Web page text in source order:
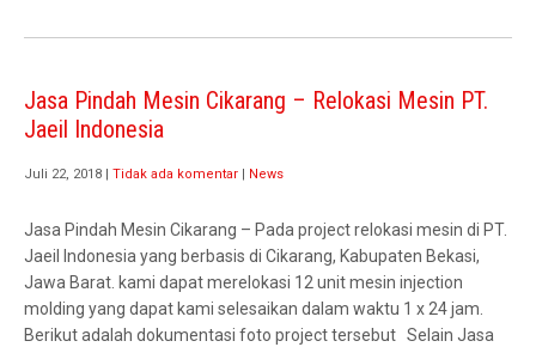
Jasa Pindah Mesin Cikarang – Relokasi Mesin PT.
Jaeil Indonesia
Juli 22, 2018 Tidak ada komentar News
Jasa Pindah Mesin Cikarang – Pada project relokasi mesin di PT.
Jaeil Indonesia yang berbasis di Cikarang, Kabupaten Bekasi,
Jawa Barat. kami dapat merelokasi 12 unit mesin injection
molding yang dapat kami selesaikan dalam waktu 1 x 24 jam.
Berikut adalah dokumentasi foto project tersebut Selain Jasa